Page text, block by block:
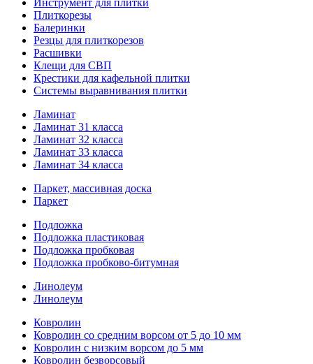
Инструмент для плитки
Плиткорезы
Балеринки
Резцы для плиткорезов
Расшивки
Клещи для СВП
Крестики для кафельной плитки
Системы выравнивания плитки
Ламинат
Ламинат 31 класса
Ламинат 32 класса
Ламинат 33 класса
Ламинат 34 класса
Паркет, массивная доска
Паркет
Подложка
Подложка пластиковая
Подложка пробковая
Подложка пробково-битумная
Линолеум
Линолеум
Ковролин
Ковролин со средним ворсом от 5 до 10 мм
Ковролин с низким ворсом до 5 мм
Ковролин безворсовый